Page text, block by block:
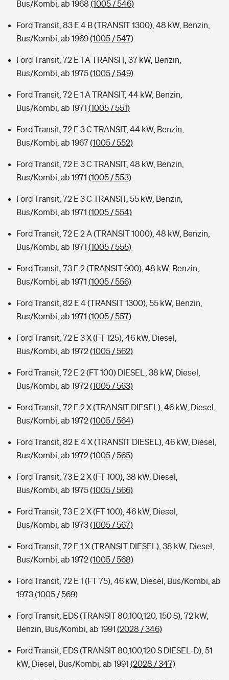
Bus/Kombi, ab 1968 (1005 / 546)
Ford Transit, 83 E 4 B (TRANSIT 1300), 48 kW, Benzin,
Bus/Kombi, ab 1969(1005 / 547)
Ford Transit, 72 E 1 A TRANSIT, 37 kW, Benzin,
Bus/Kombi, ab 1975(1005 / 549)
Ford Transit, 72 E 1 A TRANSIT, 44 kW, Benzin,
Bus/Kombi, ab 1971 (1005 / 551)
Ford Transit, 72 E 3 C TRANSIT, 44 kW, Benzin,
Bus/Kombi, ab 1967(1005 / 552)
Ford Transit, 72 E 3 C TRANSIT, 48 kW, Benzin,
Bus/Kombi, ab 1971 (1005 / 553)
Ford Transit, 72 E 3 C TRANSIT, 55 kW, Benzin,
Bus/Kombi, ab 1971 (1005 / 554)
Ford Transit, 72 E 2 A (TRANSIT 1000), 48 kW, Benzin,
Bus/Kombi, ab 1971 (1005 / 555)
Ford Transit, 73 E 2 (TRANSIT 900), 48 kW, Benzin,
Bus/Kombi, ab 1971 (1005 / 556)
Ford Transit, 82 E 4 (TRANSIT 1300), 55 kW, Benzin,
Bus/Kombi, ab 1971 (1005 / 557)
Ford Transit, 72 E 3 X (FT 125), 46 kW, Diesel,
Bus/Kombi, ab 1972(1005 / 562)
Ford Transit, 72 E 2 (FT 100) DIESEL, 38 kW, Diesel,
Bus/Kombi, ab 1972(1005 / 563)
Ford Transit, 72 E 2 X (TRANSIT DIESEL), 46 kW, Diesel,
Bus/Kombi, ab 1972(1005 / 564)
Ford Transit, 82 E 4 X (TRANSIT DIESEL), 46 kW, Diesel,
Bus/Kombi, ab 1972(1005 / 565)
Ford Transit, 73 E 2 X (FT 100), 38 kW, Diesel,
Bus/Kombi, ab 1975(1005 / 566)
Ford Transit, 73 E 2 X (FT 100), 46 kW, Diesel,
Bus/Kombi, ab 1973(1005 / 567)
Ford Transit, 72 E 1 X (TRANSIT DIESEL), 38 kW, Diesel,
Bus/Kombi, ab 1972(1005 / 568)
Ford Transit, 72 E 1 (FT 75), 46 kW, Diesel, Bus/Kombi, ab
1973(1005 / 569)
Ford Transit, EDS (TRANSIT 80,100,120, 150 S), 72 kW,
Benzin, Bus/Kombi, ab 1991 (2028 / 346)
Ford Transit, EDS (TRANSIT 80,100,120 S DIESEL-D), 51
kW, Diesel, Bus/Kombi, ab 1991 (2028 / 347)